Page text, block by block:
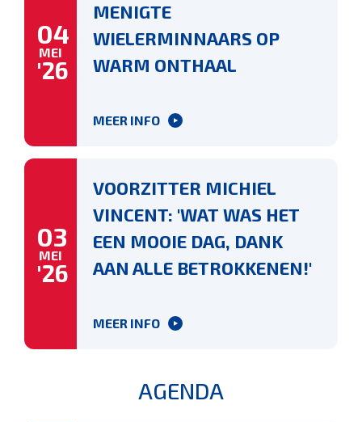
04
MEI
'26
MENIGTE
WIELERMINNAARS OP
WARM ONTHAAL
MEER INFO
03
MEI
'26
VOORZITTER MICHIEL
VINCENT: 'WAT WAS HET
EEN MOOIE DAG, DANK
AAN ALLE BETROKKENEN!'
MEER INFO
AGENDA